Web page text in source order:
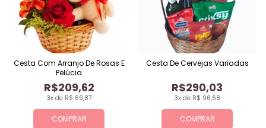
COMPRAR
3x de R$ 69,87
R$209,62
Cesta Com Arranjo De Rosas E
Pelúcia
COMPRAR
3x de R$ 96,68
R$290,03
Cesta De Cervejas Variadas